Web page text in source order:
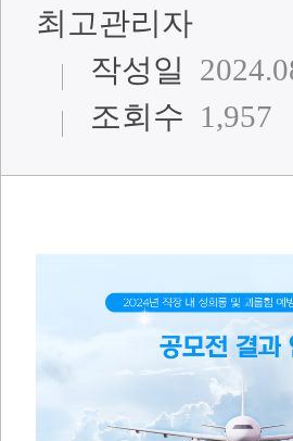
최고관리자
작성일
조회수 1,957